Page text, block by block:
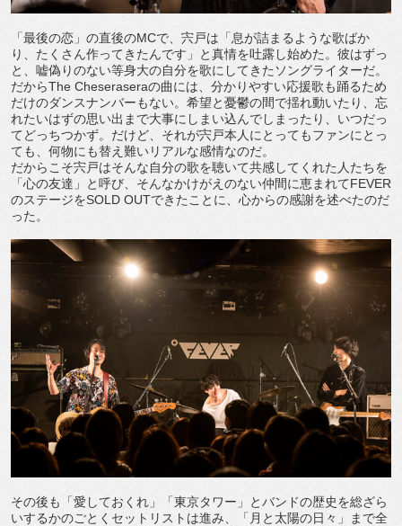
「最後の恋」の直後のMCで、宍戸は「息が詰まるような歌ばか
り、たくさん作ってきたんです」と真情を吐露し始めた。彼はずっ
と、嘘偽りのない等身大の自分を歌にしてきたソングライターだ。
だからThe Cheseraseraの曲には、分かりやすい応援歌も踊るため
だけのダンスナンバーもない。希望と憂鬱の間で揺れ動いたり、忘
れたいはずの思い出まで大事にしまい込んでしまったり、いつだっ
てどっちつかず。だけど、それが宍戸本人にとってもファンにとっ
ても、何物にも替え難いリアルな感情なのだ。
だからこそ宍戸はそんな自分の歌を聴いて共感してくれた人たちを
「心の友達」と呼び、そんなかけがえのない仲間に恵まれてFEVER
のステージをSOLD OUTできたことに、心からの感謝を述べたのだ
った。
その後も「愛しておくれ」「東京タワー」とバンドの歴史を総ざら
いするかのごとくセットリストは進み、「月と太陽の日々」まで全